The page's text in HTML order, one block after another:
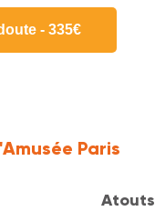
- 335€
Paris
Atouts